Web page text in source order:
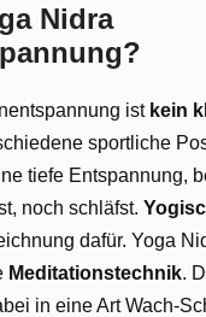
Nidra
ist kein
sportliche
tiefe Entspannung,
noch schläfst.
dafür. Yoga
Meditationstechnik.
in eine Art Wach-